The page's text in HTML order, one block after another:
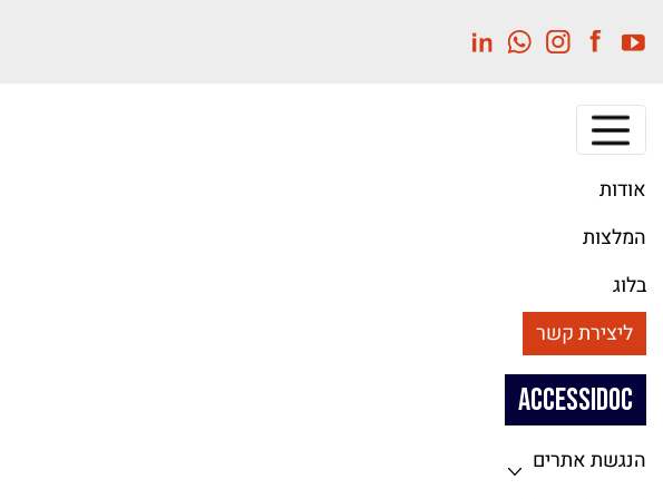
לתוכן
המרכזי
אודות
המלצות
בלוג
ליצירת קשר
ACCESSIDOC
הנגשת אתרים